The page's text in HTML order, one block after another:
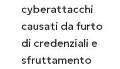
cyberattacchi
causati da furto
di credenziali e
sfruttamento